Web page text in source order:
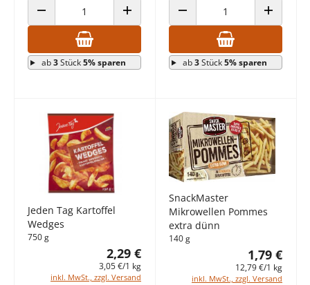
ANZAHL VERRINGERN ANZAHL ERHÖHEN
ab3Stück5% sparen
ANZAHL VERRINGERN ANZAHL
ab3Stück5% sparen
Jeden Tag Kartoffel
Wedges
750 g
2,29 €
3,05 €/1 kg
inkl. MwSt., zzgl. Versand
SnackMaster
Mikrowellen Pommes
extra dünn
140 g
1,79 €
12,79 €/1 kg
inkl. MwSt., zzgl. Versand